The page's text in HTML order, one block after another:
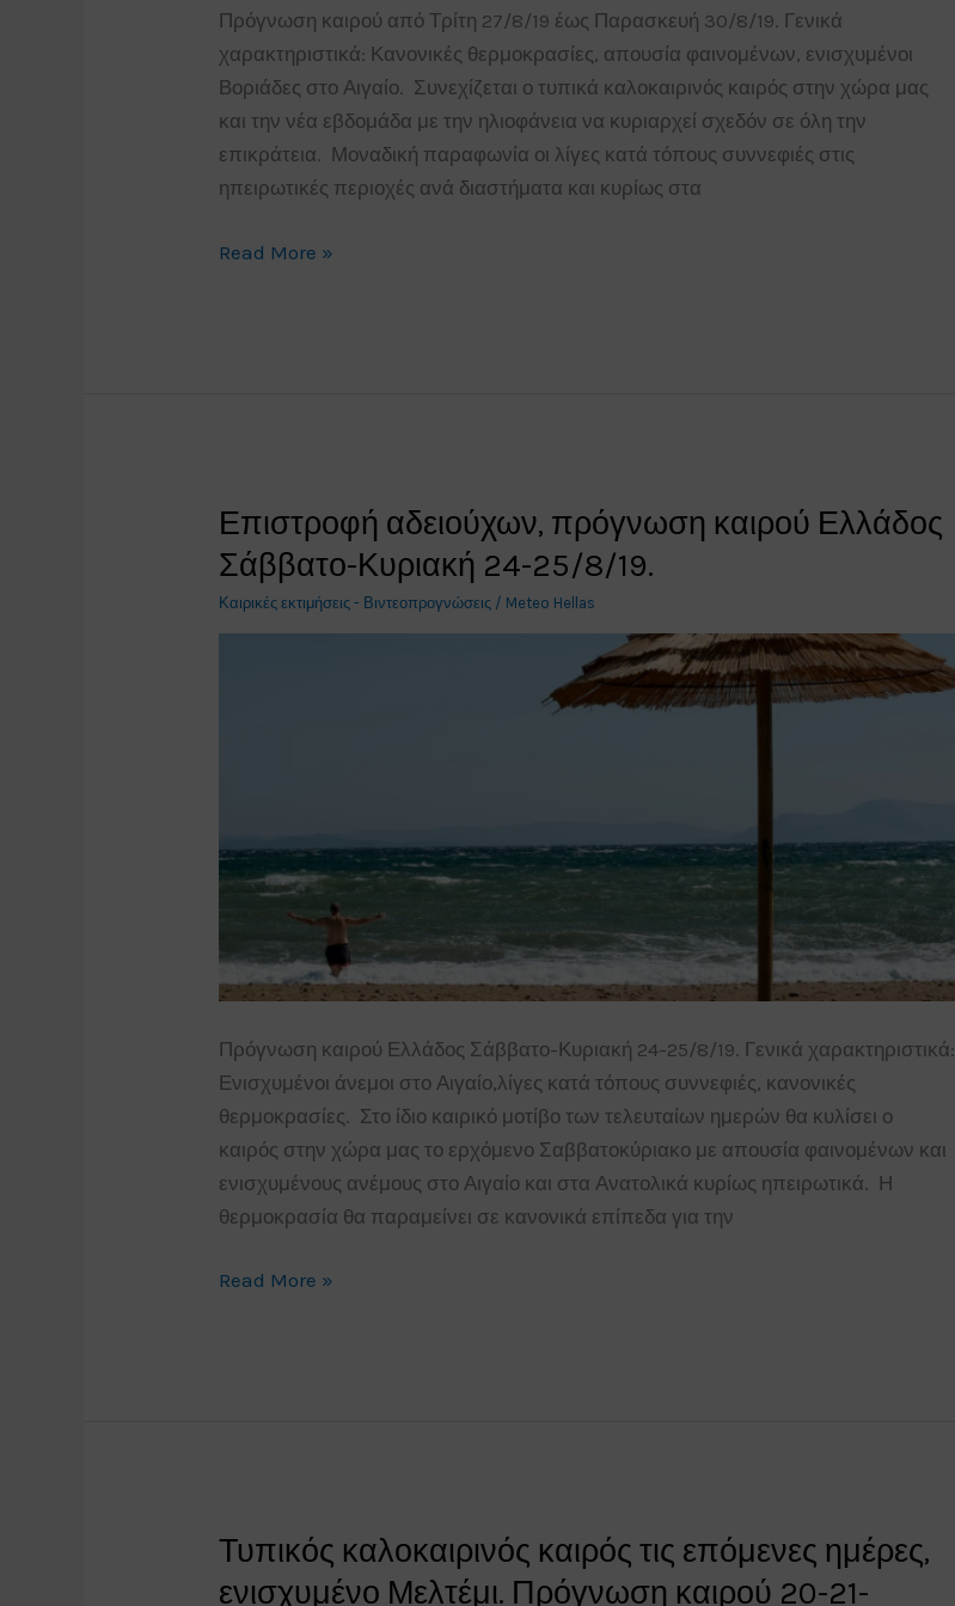
Πρόγνωση καιρού από Τρίτη 27/8/19 έως Παρασκευή 30/8/19. Γενικά
χαρακτηριστικά: Κανονικές θερμοκρασίες, απουσία φαινομένων, ενισχυμένοι
Βοριάδες στο Αιγαίο. Συνεχίζεται ο τυπικά καλοκαιρινός καιρός στην χώρα μας
και την νέα εβδομάδα με την ηλιοφάνεια να κυριαρχεί σχεδόν σε όλη την
επικράτεια. Μοναδική παραφωνία οι λίγες κατά τόπους συννεφιές στις
ηπειρωτικές περιοχές ανά διαστήματα και κυρίως στα
Τυπικός
Τρίτη
27/8/19
Παρασκευή
Read More »
Επιστροφή αδειούχων, πρόγνωση καιρού Ελλάδος
Σάββατο-Κυριακή 24-25/8/19.
Καιρικές εκτιμήσεις - Βιντεοπρογνώσεις / Meteo Hellas
Πρόγνωση καιρού Ελλάδος Σάββατο-Κυριακή 24-25/8/19. Γενικά χαρακτηριστικά:
Ενισχυμένοι άνεμοι στο Αιγαίο,λίγες κατά τόπους συννεφιές, κανονικές
θερμοκρασίες. Στο ίδιο καιρικό μοτίβο των τελευταίων ημερών θα κυλίσει ο
καιρός στην χώρα μας το ερχόμενο Σαββατοκύριακο με απουσία φαινομένων και
ενισχυμένους ανέμους στο Αιγαίο και στα Ανατολικά κυρίως ηπειρωτικά. Η
θερμοκρασία θα παραμείνει σε κανονικά επίπεδα για την
Επιστροφή
25/8/19.
Read More »
Τυπικός καλοκαιρινός καιρός τις επόμενες ημέρες,
ενισχυμένο Μελτέμι. Πρόγνωση καιρού 20-21-